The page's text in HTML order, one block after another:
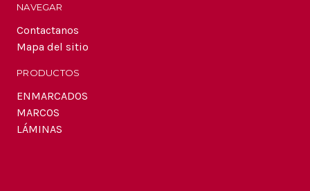
NAVEGAR
Contactanos
Mapa del sitio
PRODUCTOS
ENMARCADOS
MARCOS
LÁMINAS